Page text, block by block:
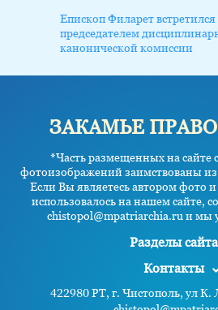
Епископ Филарет встретился
председателем
канонической комиссии
ЗАКАМЬЕ
*Часть размещенных на сайте
фотоизображений заимствованы
Если Вы являетесь автором фото
использовалось на нашем сайте,
chistopol@mpatriarchia.ru и мы
Разделы сайта
Контакты
422980 РТ, г. Чистополь, ул К.